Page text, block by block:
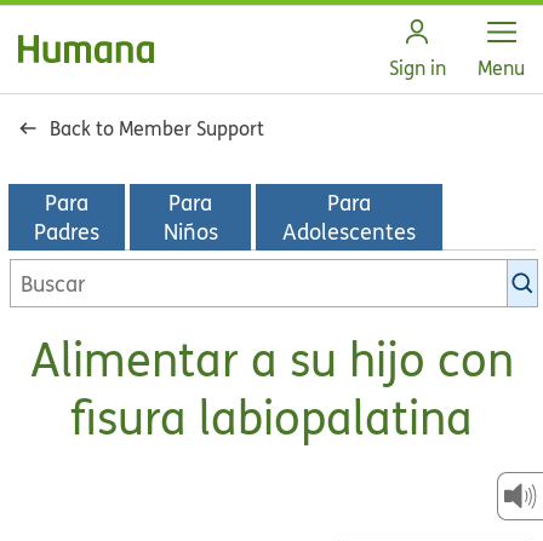
Sign in Open
Menu
Back to Member Support
Para
Padres
Para
Niños
Para
Adolescentes
Buscar
en
biblioteca
KidsHealth
Alimentar a su hijo con
fisura labiopalatina